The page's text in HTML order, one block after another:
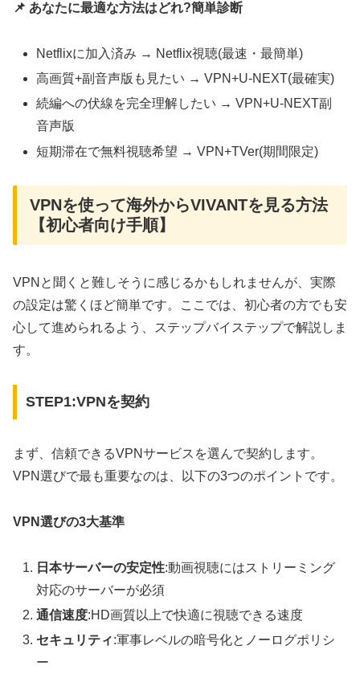
📌 あなたに最適な方法はどれ?簡単診断
Netflixに加入済み → Netflix視聴(最速・最簡単)
高画質+副音声版も見たい → VPN+U-NEXT(最確実)
続編への伏線を完全理解したい → VPN+U-NEXT副
音声版
短期滞在で無料視聴希望 → VPN+TVer(期間限定)
VPNを使って海外からVIVANTを見る方法
【初心者向け手順】
VPNと聞くと難しそうに感じるかもしれませんが、実際
の設定は驚くほど簡単です。ここでは、初心者の方でも安
心して進められるよう、ステップバイステップで解説しま
す。
STEP1:VPNを契約
まず、信頼できるVPNサービスを選んで契約します。
VPN選びで最も重要なのは、以下の3つのポイントです。
VPN選びの3大基準
日本サーバーの安定性:動画視聴にはストリーミング
対応のサーバーが必須
通信速度:HD画質以上で快適に視聴できる速度
セキュリティ:軍事レベルの暗号化とノーログポリシ
ー